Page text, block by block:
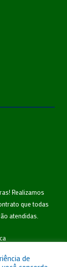
! Realizamos
que todas
atendidas.
de